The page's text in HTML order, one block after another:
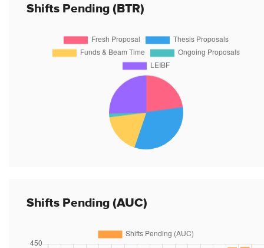
Shifts Pending (BTR)
Shifts Pending (AUC)